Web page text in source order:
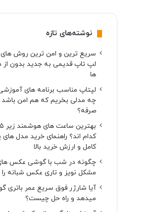
نوشته‌های تازه
سریع ترین و امن ترین روش های
لپ تاپ قدیمی به جدید بدون
ها
لپتاپ مناسب برنامه های آموزشی
چه مدلی بخریم که هم امن
صرفه؟
کدام اند؟ راهنمای خرید مدل های
کامل و ارزش خرید بالا
چگونه در شب با گوشی عکس
مشکل نویز و تاری عکس شبانه
آیا شارژر فوق سریع عمر باتری
میدهد و راه حل چیست؟